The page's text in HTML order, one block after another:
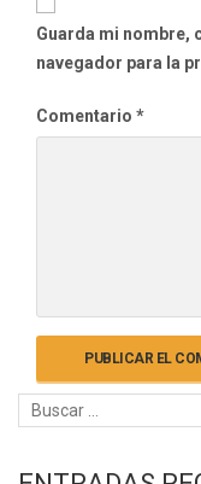
Guarda mi nombre,
navegador para la
Comentario *